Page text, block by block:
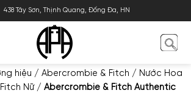
438 Tây Sơn, Thịnh Quang, Đống Đa, HN
hiệu / Abercrombie & Fitch / Nước Hoa
Nữ/ Abercrombie & Fitch Authentic